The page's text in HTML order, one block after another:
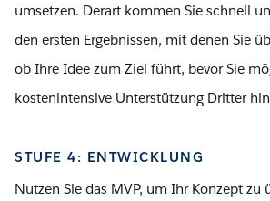
umsetzen. Derart kommen Sie schnell
den ersten Ergebnissen, mit denen Sie
ob Ihre Idee zum Ziel führt, bevor Sie
kostenintensive Unterstützung Dritter
STUFE 4: ENTWICKLUNG
Nutzen Sie das MVP, um Ihr Konzept zu